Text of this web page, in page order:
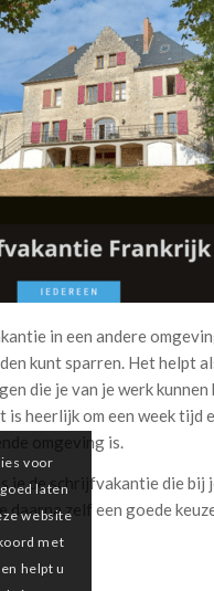
in een andere
kunt sparren. Het helpt
die je van je werk
heerlijk om een week tijd
omgeving is.
je de schrijfvakantie die
daarna zelf een goede
voor
laten
website
met
helpt u